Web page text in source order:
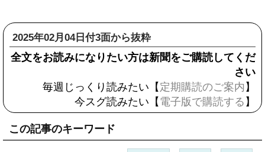
2025年02月04日付3面から抜粋
全文をお読みになりたい方は新聞をご購読してくだ
さい
毎週じっくり読みたい【 定期購読のご案内 】
今スグ読みたい【 電子版で購読する 】
この記事のキーワード